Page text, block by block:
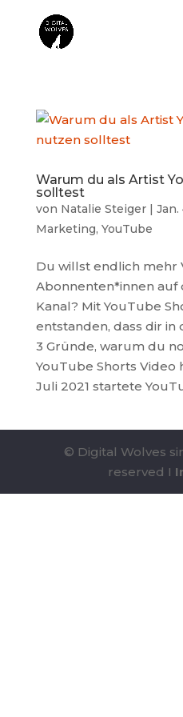
Warum du als Artist
solltest
von Natalie Steiger| Jan.
Marketing, YouTube
Du willst endlich mehr
Abonnenten*innen auf
Kanal? Mit YouTube
entstanden, dass dir in
3 Gründe, warum du
YouTube Shorts Video
Juli 2021 startete
© Digital Wolves
reserved I